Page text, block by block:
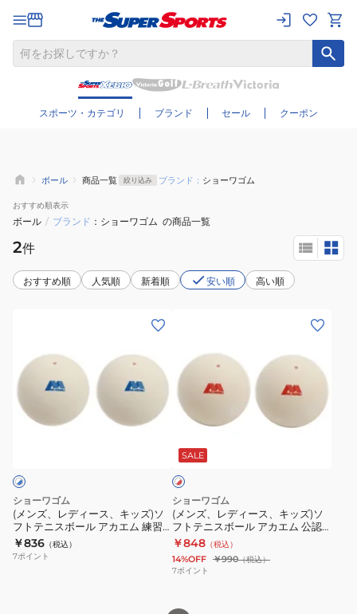
スポーツ・カテゴリ ブランド セール クーポン
さらに絞り込む
ボール 商品一覧 絞り込み ブランド： ショーワゴム
おすすめ順表示
ボール / ブランド ショーワゴム の商品一覧
2件
おすすめ順 人気順 新着順 安い順 高い順
ズ、
レ
ィ
キ
ッ
ズ)
ソ
フ
ショーワゴム
(メンズ、レディース、キッズ)ソ
フトテニスボール アカエム 練習
球 M40021 自主練
￥836 （税込）
7ポイント
ズ、
レ
デ
ィ
ス、
キ
ッ
ズ)
ソ
フ
ト
ニ
SALE
ホ
レ
ッ
ド
ショーワゴム
(メンズ、レディース、キッズ)ソ
フトテニスボール アカエム 公認
球 M30021 自主練
￥848 （税込）
14%OFF ￥990（税込）
7ポイント